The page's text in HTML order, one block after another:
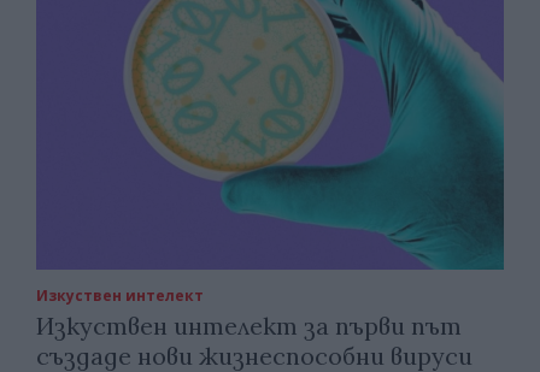
Изкуствен интелект
Изкуствен интелект за първи път
създаде нови жизнеспособни вируси